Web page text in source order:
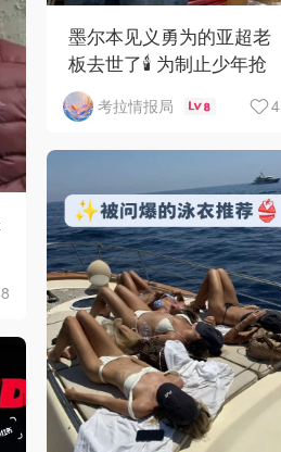
墨尔本见义勇为的亚超老
板去世了🕯️ 为制止少年抢
劫，竟被当街围殴致死！
考拉情报局 8 4
8